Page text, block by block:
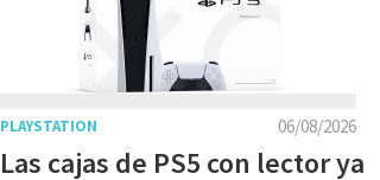
06/08/2026
PLAYSTATION
Las cajas de PS5 con lector ya